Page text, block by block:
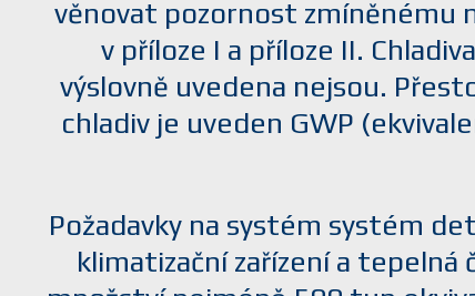
věnovat pozornost zmíněnému
v příloze I a příloze II.
výslovně uvedena nejsou.
chladiv je uveden GWP
Požadavky na systém systém
klimatizační zařízení a tepelná